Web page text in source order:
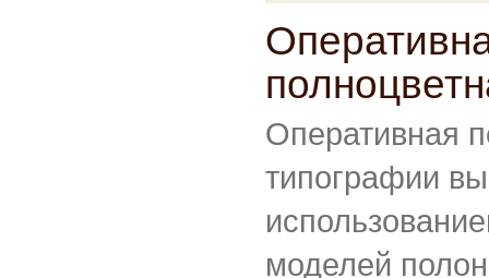
Оперативная
типографии
моделей